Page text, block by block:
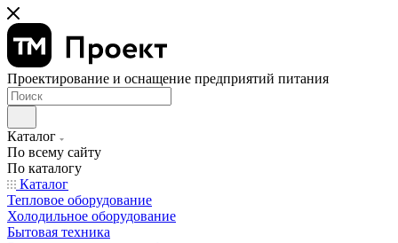
Проектирование и оснащение предприятий питания
Каталог
По всему сайту
По каталогу
Каталог
Тепловое оборудование
Холодильное оборудование
Бытовая техника